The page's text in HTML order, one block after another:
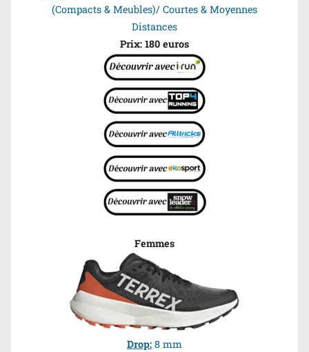
(Compacts & Meubles)/ Courtes & Moyennes
Distances
Prix: 180 euros
Femmes
Drop: 8 mm